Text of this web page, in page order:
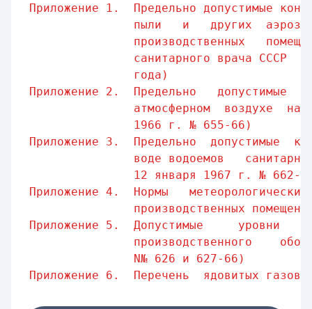
Приложение 1.  Предельно допустимые
пыли   и   других
производственных
санитарного врача СССР
года)
Приложение 2.  Предельно   допустимые
атмосферном  воздухе
1966 г. № 655-66)
Приложение 3.  Предельно  допустимые
воде водоемов
12 января 1967 г. № 662-
Приложение 4.  Нормы
производственных
Приложение 5.  Допустимые     уровни
производственного
N№ 626 и 627-66)
Приложение 6.  Перечень  ядовитых